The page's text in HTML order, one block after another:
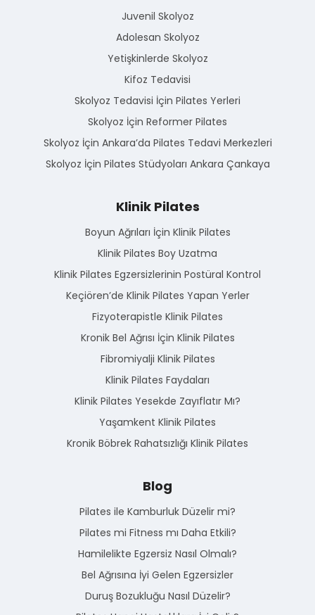
Juvenil Skolyoz
Adolesan Skolyoz
Yetişkinlerde Skolyoz
Kifoz Tedavisi
Skolyoz Tedavisi İçin Pilates Yerleri
Skolyoz İçin Reformer Pilates
Skolyoz İçin Ankara’da Pilates Tedavi Merkezleri
Skolyoz İçin Pilates Stüdyoları Ankara Çankaya
Klinik Pilates
Boyun Ağrıları İçin Klinik Pilates
Klinik Pilates Boy Uzatma
Klinik Pilates Egzersizlerinin Postüral Kontrol
Keçiören’de Klinik Pilates Yapan Yerler
Fizyoterapistle Klinik Pilates
Kronik Bel Ağrısı İçin Klinik Pilates
Fibromiyalji Klinik Pilates
Klinik Pilates Faydaları
Klinik Pilates Yesekde Zayıflatır Mı?
Yaşamkent Klinik Pilates
Kronik Böbrek Rahatsızlığı Klinik Pilates
Blog
Pilates ile Kamburluk Düzelir mi?
Pilates mi Fitness mı Daha Etkili?
Hamilelikte Egzersiz Nasıl Olmalı?
Bel Ağrısına İyi Gelen Egzersizler
Duruş Bozukluğu Nasıl Düzelir?